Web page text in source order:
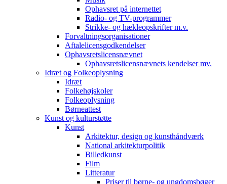
Ophavsret på internettet
Radio- og TV-programmer
Strikke- og hækleopskrifter m.v.
Forvaltningsorganisationer
Aftalelicensgodkendelser
Ophavsretslicensnævnet
Ophavsretslicensnævnets kendelser mv.
Idræt og Folkeoplysning
Idræt
Folkehøjskoler
Folkeoplysning
Børneattest
Kunst og kulturstøtte
Kunst
Arkitektur, design og kunsthåndværk
National arkitekturpolitik
Billedkunst
Film
Litteratur
Priser til børne- og ungdomsbøger